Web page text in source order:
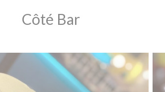
Côté Bar